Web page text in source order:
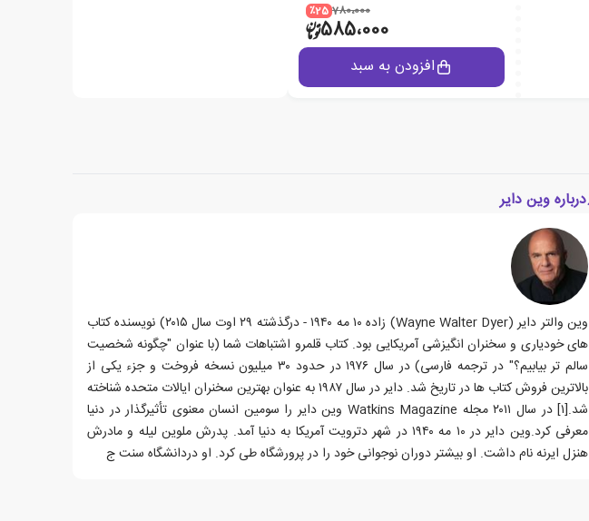
780،000 ٪25
585،000
افزودن به سبد
درباره وین دایر
وین والتر دایر (Wayne Walter Dyer) زاده ۱۰ مه ۱۹۴۰ - درگذشته ۲۹ اوت سال ۲۰۱۵) نویسنده کتاب
های خودیاری و سخنران انگیزشی آمریکایی بود. کتاب قلمرو اشتباهات شما (با عنوان "چگونه شخصیت
سالم تر بیابیم؟" در ترجمه فارسی) در سال ۱۹۷۶ در حدود ۳۰ میلیون نسخه فروخت و جزء یکی از
بالاترین فروش کتاب ها در تاریخ شد. دایر در سال ۱۹۸۷ به عنوان بهترین سخنران ایالات متحده شناخته
شد.[۱] در سال ۲۰۱۱ مجله Watkins Magazine وین دایر را سومین انسان معنوی تأثیرگذار در دنیا
معرفی کرد.وین دایر در ۱۰ مه ۱۹۴۰ در شهر دترویت آمریکا به دنیا آمد. پدرش ملوین لیله و مادرش
هنزل ایرنه نام داشت. او بیشتر دوران نوجوانی خود را در پرورشگاه طی کرد. او دردانشگاه سنت ج